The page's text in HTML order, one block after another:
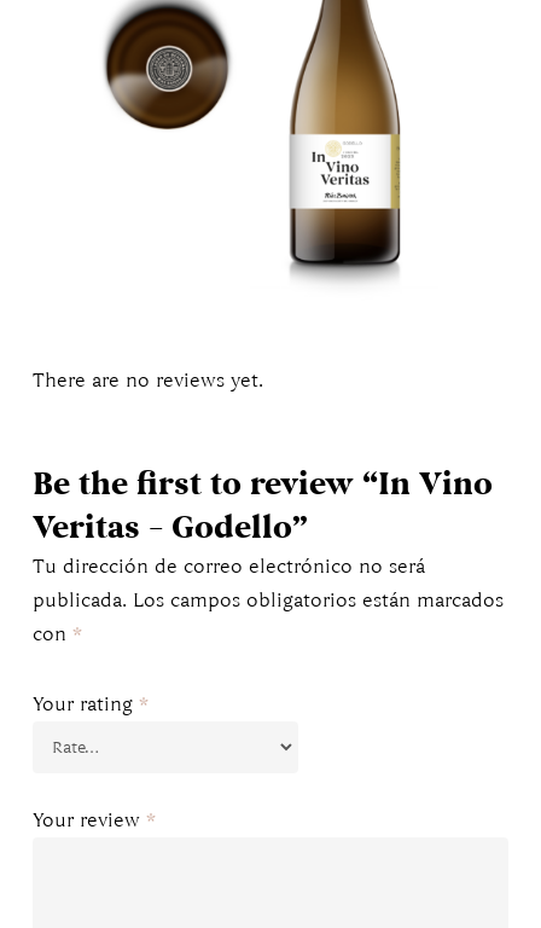
There are no reviews yet.
Be the first to review “In Vino
Veritas – Godello”
Tu dirección de correo electrónico no será
publicada. Los campos obligatorios están marcados
con *
Your rating *
Your review *